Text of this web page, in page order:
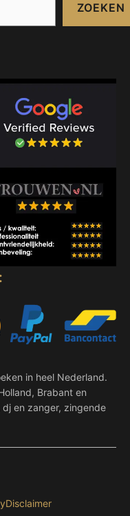
ZOEKEN
in heel Nederland.
Brabant en
dj en zanger, zingende
Disclaimer